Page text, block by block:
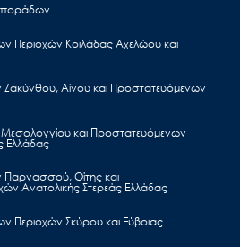
Περιοχών Κοιλάδας Αχελώου και
Αίνου και Προστατευόμενων
και Προστατευόμενων
Ελλάδας
Οίτης και
Ανατολικής Στερεάς Ελλάδας
Περιοχών Σκύρου και Εύβοιας
της Πράξης
Οικοτόπων στην
Θαλάσσιου Πάρκου